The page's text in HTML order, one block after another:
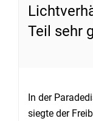
Teil sehr
In der
siegte der